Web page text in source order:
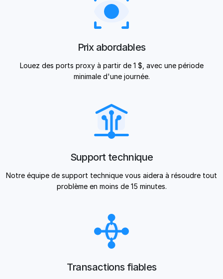
Prix abordables
Louez des ports proxy à partir de 1 $, avec une période
minimale d'une journée.
Support technique
Notre équipe de support technique vous aidera à résoudre tout
problème en moins de 15 minutes.
Transactions fiables